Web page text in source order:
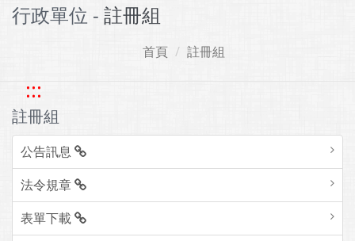
行政單位 - 註冊組
首頁 註冊組
:::
註冊組
公告訊息
法令規章
表單下載